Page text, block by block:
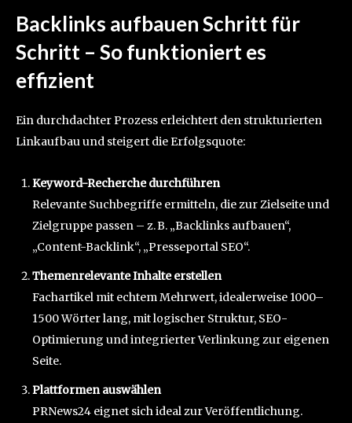
Backlinks aufbauen Schritt für
Schritt – So funktioniert es
effizient
Ein durchdachter Prozess erleichtert den strukturierten
Linkaufbau und steigert die Erfolgsquote:
Keyword-Recherche durchführen
Relevante Suchbegriffe ermitteln, die zur Zielseite und
Zielgruppe passen – z. B. „Backlinks aufbauen“,
„Content-Backlink“, „Presseportal SEO“.
Themenrelevante Inhalte erstellen
Fachartikel mit echtem Mehrwert, idealerweise 1000–
1500 Wörter lang, mit logischer Struktur, SEO-
Optimierung und integrierter Verlinkung zur eigenen
Seite.
Plattformen auswählen
PRNews24 eignet sich ideal zur Veröffentlichung.